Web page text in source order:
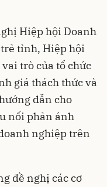
Hiệp hội Doanh
tỉnh, Hiệp hội
trò của tổ chức
giá thách thức và
dẫn cho
nối phản ánh
nghiệp trên
đề nghị các cơ